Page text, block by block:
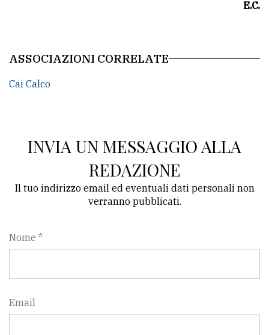
E.C.
ASSOCIAZIONI CORRELATE
Cai Calco
INVIA UN MESSAGGIO ALLA
REDAZIONE
Il tuo indirizzo email ed eventuali dati personali non
verranno pubblicati.
Nome *
Email